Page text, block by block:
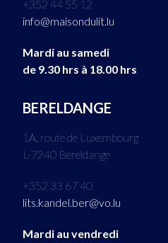
+352 44 55 12
info@maisondulit.lu
Mardi au samedi
de 9.30 hrs à 18.00 hrs
BERELDANGE
1A, route de Luxembourg
L-7240 Bereldange
+352 33 67 40
lits.kandel.ber@vo.lu
Mardi au vendredi